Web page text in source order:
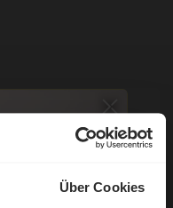
Über Cookies